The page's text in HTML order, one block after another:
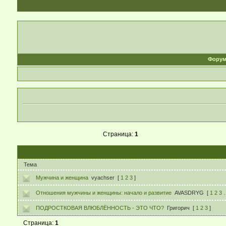
Форум
Страница:1
Тема
Мужчина и женщина vyachser [ 1 2 3 ]
Отношения мужчины и женщины: начало и развитие AVASDRYG [ 1 2 3
ПОДРОСТКОВАЯ ВЛЮБЛЁННОСТЬ - ЭТО ЧТО? Григорич [ 1 2 3 ]
Страница: 1